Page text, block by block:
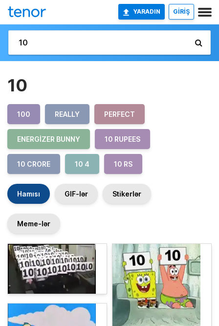
YARADIN GİRİŞ
10
100 REALLY PERFECT
ENERGIZER BUNNY 10 RUPEES
10 CRORE 10 4 10 RS
Hamısı GIF-lər Stikerlər
Meme-lər